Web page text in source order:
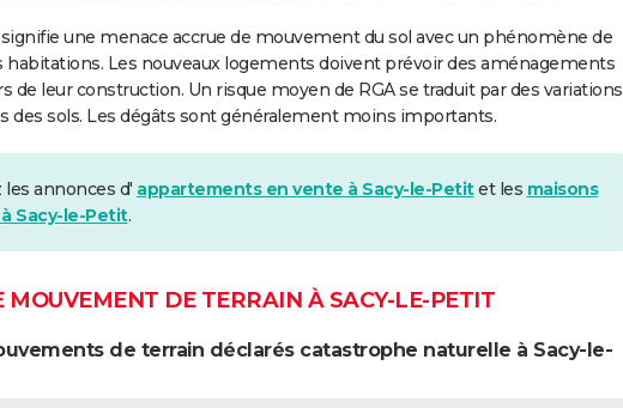
une menace accrue de mouvement du sol avec un phénomène de
habitations. Les nouveaux logements doivent prévoir des aménagements
de leur construction. Un risque moyen de RGA se traduit par des variations
des sols. Les dégâts sont généralement moins importants.
les annonces d' appartements en vente à Sacy-le-Petitet les maisons
Sacy-le-Petit.
MOUVEMENT DE TERRAIN À SACY-LE-PETIT
de terrain déclarés catastrophe naturelle à Sacy-le-